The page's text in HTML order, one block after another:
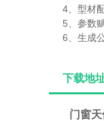
4、型材
5、参数
6、生成
下载地
门窗